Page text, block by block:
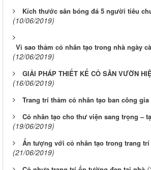
Kích thước sân bóng đá 5 người tiêu
(10/06/2019)
Vì sao thảm cỏ nhân tạo trong nhà ngày
(12/06/2019)
GIẢI PHÁP THIẾT KẾ CỎ SÂN VƯỜN
(16/06/2019)
Trang trí thảm cỏ nhân tạo ban công
Cỏ nhân tạo cho thư viện sang trọng –
(19/06/2019)
Ấn tượng với cỏ nhân tạo trong trang trí
(21/06/2019)